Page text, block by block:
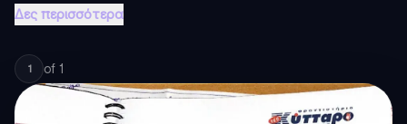
Δες περισσότερα
1 of 1